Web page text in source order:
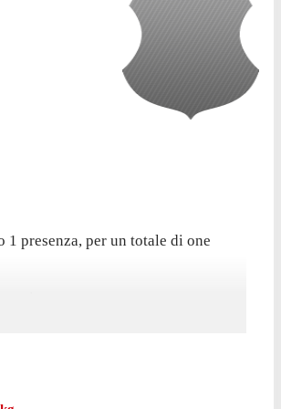
presenza, per un totale di one
minuto.